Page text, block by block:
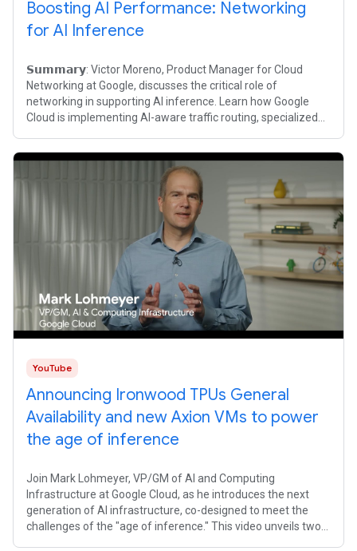
Boosting AI Performance: Networking
for AI Inference
𝗦𝘂𝗺𝗺𝗮𝗿𝘆: Victor Moreno, Product Manager for Cloud
Networking at Google, discusses the critical role of
networking in supporting AI inference. Learn how Google
Cloud is implementing AI-aware traffic routing, specialized
YouTube
Announcing Ironwood TPUs General
Availability and new Axion VMs to power
the age of inference
Join Mark Lohmeyer, VP/GM of AI and Computing
Infrastructure at Google Cloud, as he introduces the next
generation of AI infrastructure, co-designed to meet the
challenges of the "age of inference." This video unveils two